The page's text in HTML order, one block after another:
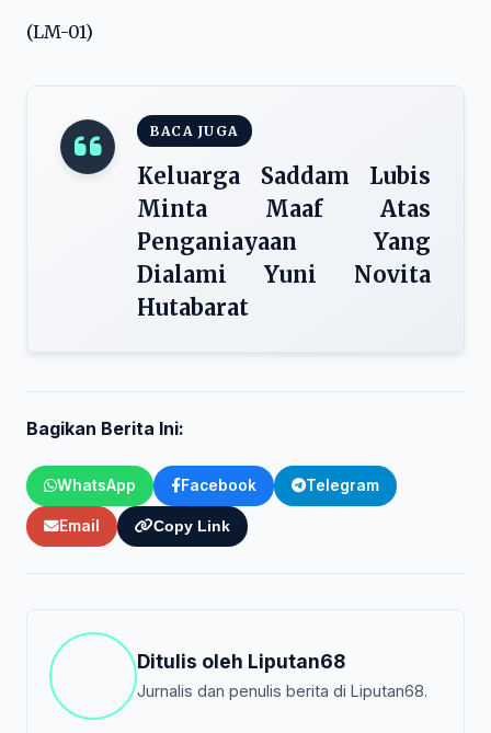
(LM-01)
BACA JUGA
Keluarga Saddam Lubis
Minta Maaf Atas
Penganiayaan Yang
Dialami Yuni Novita
Hutabarat
Bagikan Berita Ini:
WhatsApp Facebook Telegram
Email Copy Link
Ditulis oleh Liputan68
Jurnalis dan penulis berita di Liputan68.